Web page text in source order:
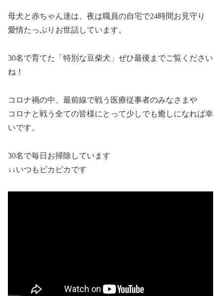
母犬と赤ちゃん達は、夜は職員の自宅で24時間お見守り
愛情たっぷりお世話しています。
30名で育てた「特別な豆柴犬」ぜひ最後までご覧ください
ね！
コロナ禍の中、最前線で戦う医療従事者のみなさまや
コロナと戦う全ての皆様にとって少しでも癒しになれば幸
いです。
30名で毎日お掃除しています
↓↓いつもピカピカです